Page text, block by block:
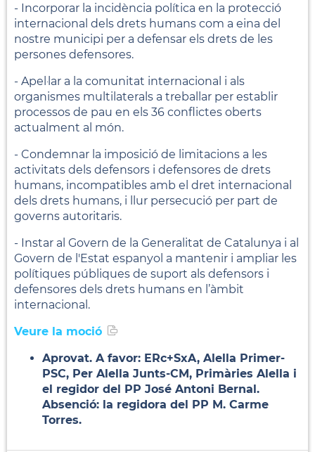
- Incorporar la incidència política en la protecció
internacional dels drets humans com a eina del
nostre municipi per a defensar els drets de les
persones defensores.
- Apel·lar a la comunitat internacional i als
organismes multilaterals a treballar per establir
processos de pau en els 36 conflictes oberts
actualment al món.
- Condemnar la imposició de limitacions a les
activitats dels defensors i defensores de drets
humans, incompatibles amb el dret internacional
dels drets humans, i llur persecució per part de
governs autoritaris.
- Instar al Govern de la Generalitat de Catalunya i al
Govern de l'Estat espanyol a mantenir i ampliar les
polítiques públiques de suport als defensors i
defensores dels drets humans en l’àmbit
internacional.
Veure la moció
Aprovat. A favor: ERc+SxA, Alella Primer-
PSC, Per Alella Junts-CM, Primàries Alella i
el regidor del PP José Antoni Bernal.
Absenció: la regidora del PP M. Carme
Torres.